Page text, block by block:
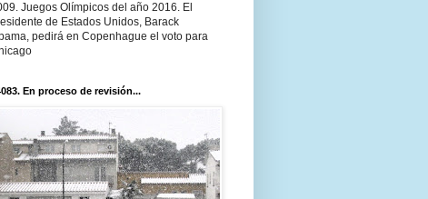
Juegos Olímpicos del año 2016. El
de Estados Unidos, Barack
pedirá en Copenhague el voto para
En proceso de revisión...